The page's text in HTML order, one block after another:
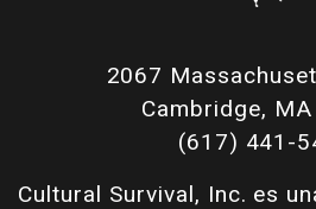
2067
Cambridge,
(617) 441-
Cultural Survival, Inc. es